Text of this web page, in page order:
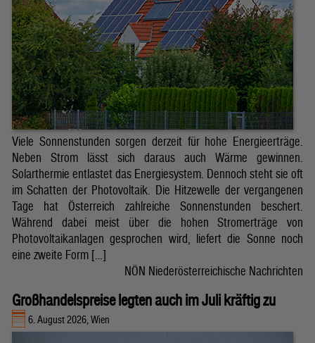
Viele Sonnenstunden sorgen derzeit für hohe Energieerträge.
Neben Strom lässt sich daraus auch Wärme gewinnen.
Solarthermie entlastet das Energiesystem. Dennoch steht sie oft
im Schatten der Photovoltaik. Die Hitzewelle der vergangenen
Tage hat Österreich zahlreiche Sonnenstunden beschert.
Während dabei meist über die hohen Stromerträge von
Photovoltaikanlagen gesprochen wird, liefert die Sonne noch
eine zweite Form […]
NÖN Niederösterreichische Nachrichten
Großhandelspreise legten auch im Juli kräftig zu
6. August 2026, Wien